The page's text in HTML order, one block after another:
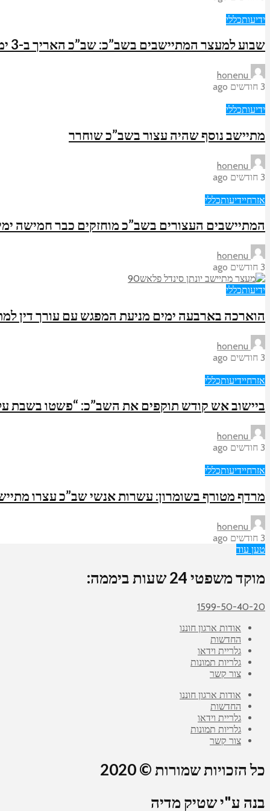
ידיעותכללי
שבוע למעצר המתיישבים בשב”כ: שב”כ האריך ב-3 ימים את איסור המפגש עם עו”ד למתיישבים
3 חודשים ago
ידיעותכללי
מתיישב נוסף שהיה עצור בשב”כ שוחרר
3 חודשים ago
אזרחיידיעותכללי
המתיישבים העצורים בשב”כ מוחזקים כבר חמישה
3 חודשים ago
ידיעותכללי
הוארכה בארבעה ימים מניעת המפגש עם עורך דין
3 חודשים ago
אזרחיידיעותכללי
ביישוב אש קודש תוקפים את השב”כ: “פשטו בשבת על
3 חודשים ago
אזרחיידיעותכללי
מרדף מטורף בשומרון: עשרות אנשי שב”כ עצרו
3 חודשים ago
טען עוד
מוקד משפטי 24 שעות ביממה:
1599-50-40-20
אודות ארגון חוננו
החדשות
גלריית וידאו
גלריות תמונות
צור קשר
אודות ארגון חוננו
החדשות
גלריית וידאו
גלריות תמונות
צור קשר
כל הזכויות שמורות © 2020
בנה ע"י שטיק מדיה